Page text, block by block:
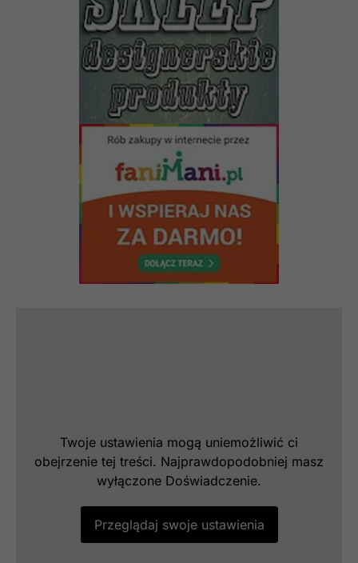
Twoje ustawienia mogą uniemożliwić ci
obejrzenie tej treści. Najprawdopodobniej masz
wyłączone Doświadczenie.
Przeglądaj swoje ustawienia